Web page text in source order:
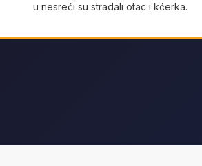
u nesreći su stradali otac i kćerka.